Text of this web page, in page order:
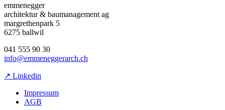
emmenegger
architektur & baumanagement ag
margrethenpark 5
6275 ballwil
041 555 90 30
info@emmeneggerarch.ch
↗ Linkedin
Impressum
AGB